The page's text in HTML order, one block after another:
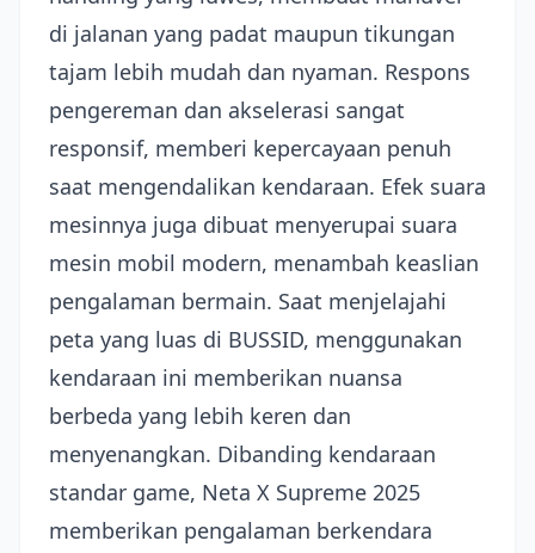
di jalanan yang padat maupun tikungan
tajam lebih mudah dan nyaman. Respons
pengereman dan akselerasi sangat
responsif, memberi kepercayaan penuh
saat mengendalikan kendaraan. Efek suara
mesinnya juga dibuat menyerupai suara
mesin mobil modern, menambah keaslian
pengalaman bermain. Saat menjelajahi
peta yang luas di BUSSID, menggunakan
kendaraan ini memberikan nuansa
berbeda yang lebih keren dan
menyenangkan. Dibanding kendaraan
standar game, Neta X Supreme 2025
memberikan pengalaman berkendara